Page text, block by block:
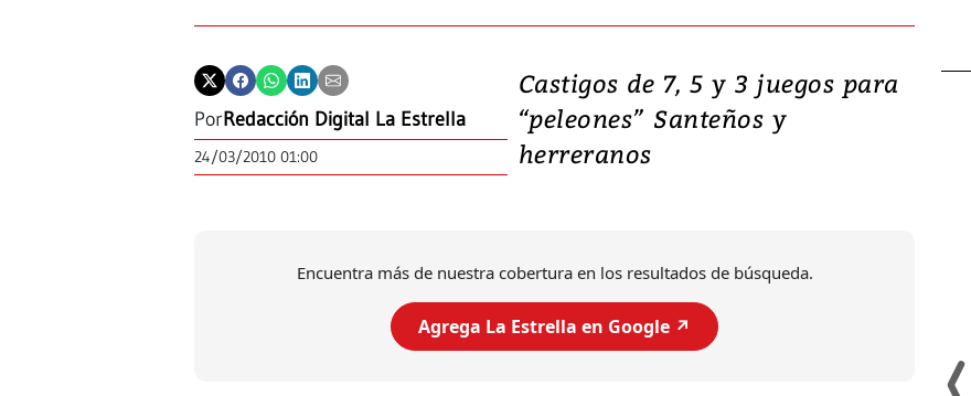
PorRedacción Digital La Estrella
24/03/2010 01:00
Castigos de 7, 5 y 3 juegos para
“peleones” Santeños y
herreranos
Encuentra más de nuestra cobertura en los resultados de búsqueda.
Agrega La Estrella en Google ↗️
Video, Japón: Terremoto
deja heridos y graves
daños en Kumamoto